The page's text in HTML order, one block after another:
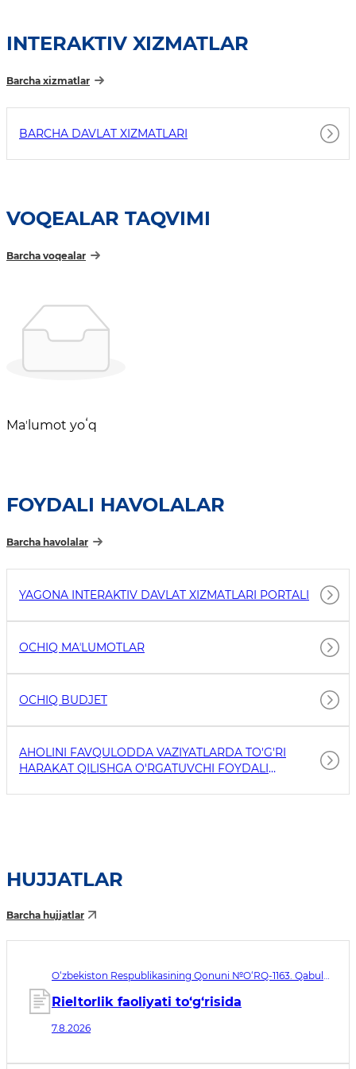
INTERAKTIV XIZMATLAR
Barcha xizmatlar
BARCHA DAVLAT XIZMATLARI
VOQEALAR TAQVIMI
Barcha voqealar
Maʼlumot yoʻq
FOYDALI HAVOLALAR
Barcha havolalar
YAGONA INTERAKTIV DAVLAT XIZMATLARI PORTALI
OCHIQ MAʼLUMOTLAR
OCHIQ BUDJET
AHOLINI FAVQULODDA VAZIYATLARDA TO'G'RI
HARAKAT QILISHGA O'RGATUVCHI FOYDALI
HUJJATLAR
Barcha hujjatlar
O‘zbekiston Respublikasining Qonuni №O‘RQ-1163. Qabul
Rieltorlik faoliyati to‘g‘risida
7.8.2026